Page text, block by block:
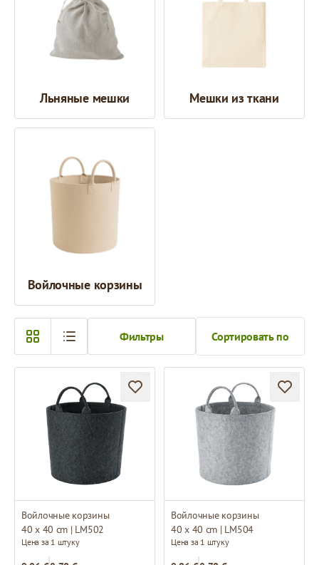
Льняные мешки Мешки из ткани
Войлочные корзины
Сортировать по
Фильтры
Войлочные корзины
40 x 40 cm | LM502
Цена за 1 штуку
Войлочные корзины
40 x 40 cm | LM504
Цена за 1 штуку